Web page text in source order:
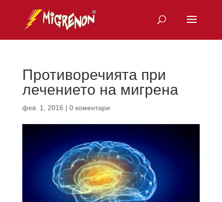
Противоречията при
лечението на мигрена
фев. 1, 2016 | 0 коментари